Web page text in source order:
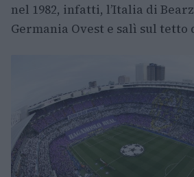
nel 1982, infatti, l’Italia di
Germania Ovest e salì sul tetto